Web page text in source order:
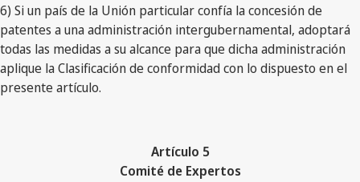
6) Si un país de la Unión particular confía la concesión de
patentes a una administración intergubernamental, adoptará
todas las medidas a su alcance para que dicha administración
aplique la Clasificación de conformidad con lo dispuesto en el
presente artículo.
Artículo 5
Comité de Expertos